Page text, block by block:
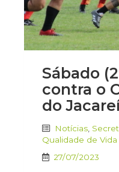
Sábado
contra o
do
Notícias
Qualidade de Vida
27/07/2023